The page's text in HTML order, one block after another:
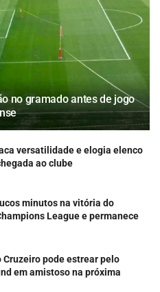
no gramado antes de jogo
versatilidade e elogia elenco
ao clube
minutos na vitória do
League e permanece
pode estrear pelo
em amistoso na próxima